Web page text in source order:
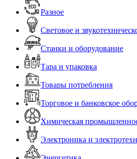
Разное
Световое и
Станки и оборудование
Тара и упаковка
Товары потребления
Торговое и банковское
Химическая
Электроника и